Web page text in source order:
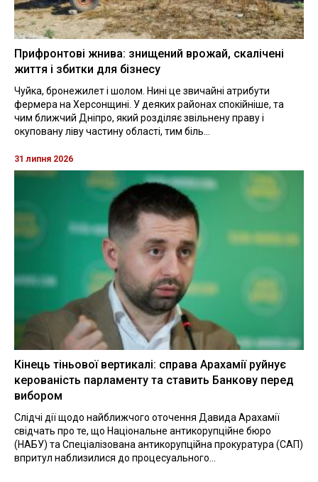
Прифронтові жнива: знищений врожай, скалічені
життя і збитки для бізнесу
Чуйка, бронежилет і шолом. Нині це звичайні атрибути
фермера на Херсонщині. У деяких районах спокійніше, та
чим ближчий Дніпро, який розділяє звільнену праву і
окуповану ліву частину області, тим біль...
31 липня 2026
Кінець тіньової вертикалі: справа Арахамії руйнує
керованість парламенту та ставить Банкову перед
вибором
Слідчі дії щодо найближчого оточення Давида Арахамії
свідчать про те, що Національне антикорупційне бюро
(НАБУ) та Спеціалізована антикорупційна прокуратура (САП)
впритул наблизилися до процесуального...